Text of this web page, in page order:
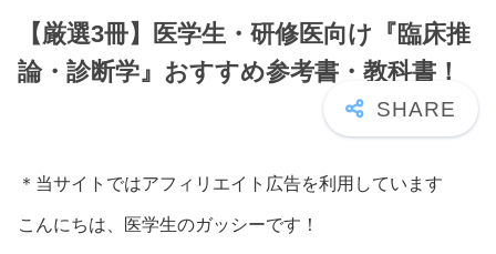
【厳選3冊】医学生・研修医向け『臨床推
論・診断学』おすすめ参考書・教科書！
＊当サイトではアフィリエイト広告を利用しています
こんにちは、医学生のガッシーです！